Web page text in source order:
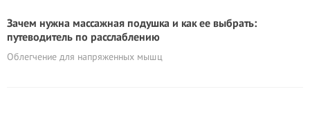
Зачем нужна массажная подушка и как ее выбрать:
путеводитель по расслаблению
Облегчение для напряженных мышц